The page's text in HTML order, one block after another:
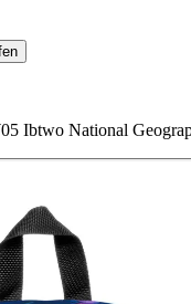
Ibtwo National